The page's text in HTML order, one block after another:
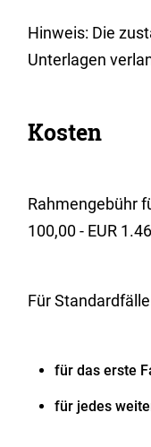
Hinweis: Die
Unterlagen
Kosten
Rahmengebühr
100,00 - EUR
Für
für das erste
für jedes